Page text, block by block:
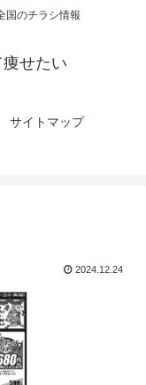
国のチラシ情報
せたい
サイトマップ
2024.12.24